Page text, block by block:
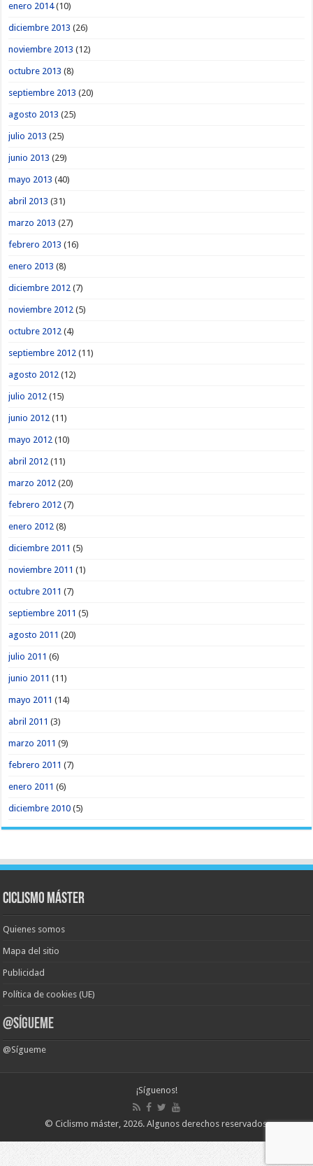
enero 2014(10)
diciembre 2013 (26)
noviembre 2013 (12)
octubre 2013 (8)
septiembre 2013 (20)
agosto 2013 (25)
julio 2013 (25)
junio 2013 (29)
mayo 2013 (40)
abril 2013 (31)
marzo 2013 (27)
febrero 2013 (16)
enero 2013 (8)
diciembre 2012 (7)
noviembre 2012 (5)
octubre 2012 (4)
septiembre 2012 (11)
agosto 2012 (12)
julio 2012 (15)
junio 2012 (11)
mayo 2012 (10)
abril 2012 (11)
marzo 2012 (20)
febrero 2012 (7)
enero 2012 (8)
diciembre 2011 (5)
noviembre 2011 (1)
octubre 2011 (7)
septiembre 2011 (5)
agosto 2011 (20)
julio 2011 (6)
junio 2011 (11)
mayo 2011 (14)
abril 2011 (3)
marzo 2011 (9)
febrero 2011 (7)
enero 2011 (6)
diciembre 2010 (5)
Ciclismo Máster
Quienes somos
Mapa del sitio
Publicidad
Política de cookies (UE)
@Sígueme
@Sígueme
¡Síguenos!
© Ciclismo máster, 2026. Algunos derechos reservados.